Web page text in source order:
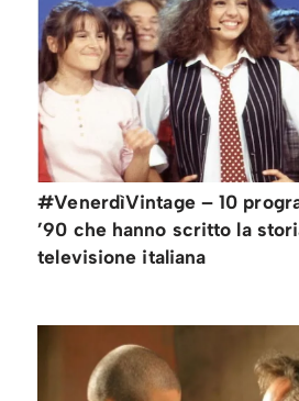
#VenerdìVintage – 10
’90 che hanno scritto la
televisione italiana